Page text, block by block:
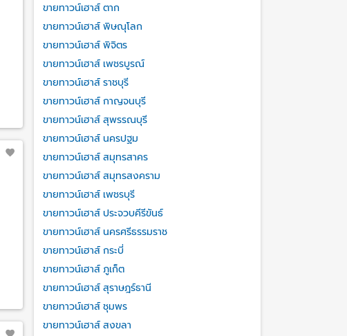
ขายทาวน์เฮาส์ ตาก
ขายทาวน์เฮาส์ พิษณุโลก
ขายทาวน์เฮาส์ พิจิตร
ขายทาวน์เฮาส์ เพชรบูรณ์
ขายทาวน์เฮาส์ ราชบุรี
ขายทาวน์เฮาส์ กาญจนบุรี
ขายทาวน์เฮาส์ สุพรรณบุรี
ขายทาวน์เฮาส์ นครปฐม
ขายทาวน์เฮาส์ สมุทรสาคร
ขายทาวน์เฮาส์ สมุทรสงคราม
ขายทาวน์เฮาส์ เพชรบุรี
ขายทาวน์เฮาส์ ประจวบคีรีขันธ์
ขายทาวน์เฮาส์ นครศรีธรรมราช
ขายทาวน์เฮาส์ กระบี่
ขายทาวน์เฮาส์ ภูเก็ต
ขายทาวน์เฮาส์ สุราษฎร์ธานี
ขายทาวน์เฮาส์ ชุมพร
ขายทาวน์เฮาส์ สงขลา